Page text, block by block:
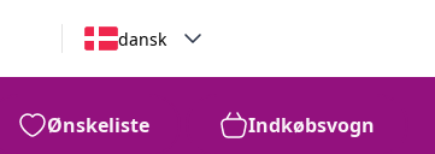
dansk
Ønskeliste Indkøbsvogn